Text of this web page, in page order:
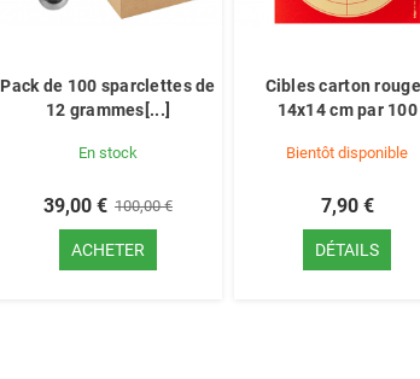
Pack de 100 sparclettes de
12 grammes[...]
En stock
39,00 € 100,00 €
ACHETER
Cibles carton
14x14 cm par 100
Bientôt disponible
7,90 €
DÉTAILS